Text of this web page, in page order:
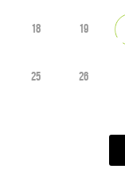
18 19
25 26